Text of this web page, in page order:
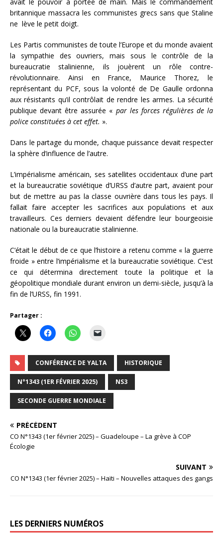
britannique massacra les communistes grecs sans que Staline
ne lève le petit doigt.
Les Partis communistes de toute l’Europe et du monde avaient
la sympathie des ouvriers, mais sous le contrôle de la
bureaucratie stalinienne, ils jouèrent un rôle contre-
révolutionnaire. Ainsi en France, Maurice Thorez, le
représentant du PCF, sous la volonté de De Gaulle ordonna
aux résistants qu’il contrôlait de rendre les armes. La sécurité
publique devant être assurée « par les forces régulières de la
police constituées à cet effet. ».
Dans le partage du monde, chaque puissance devait respecter
la sphère d’influence de l’autre.
L’impérialisme américain, ses satellites occidentaux d’une part
et la bureaucratie soviétique d’URSS d’autre part, avaient pour
but de mettre au pas la classe ouvrière dans tous les pays. Il
fallait faire accepter les sacrifices aux populations et aux
travailleurs. Ces derniers devaient défendre leur bourgeoisie
nationale ou la bureaucratie stalinienne.
C’était le début de ce que l’histoire a retenu comme « la guerre
froide » entre l’impérialisme et la bureaucratie soviétique. C’est
ce qui détermina directement toute la politique et la
géopolitique mondiale durant environ un demi-siècle, jusqu’à la
fin de l’URSS, fin 1991.
Partager :
CONFÉRENCE DE YALTA HISTORIQUE
N°1343 (1ER FÉVRIER 2025) NS3
SECONDE GUERRE MONDIALE
PRÉCÉDENT
CO N°1343 (1er février 2025) – Guadeloupe – La grève à COP
Écologie
SUIVANT
CO N°1343 (1er février 2025) – Haïti – Nouvelles attaques des gangs
LES DERNIERS NUMÉROS